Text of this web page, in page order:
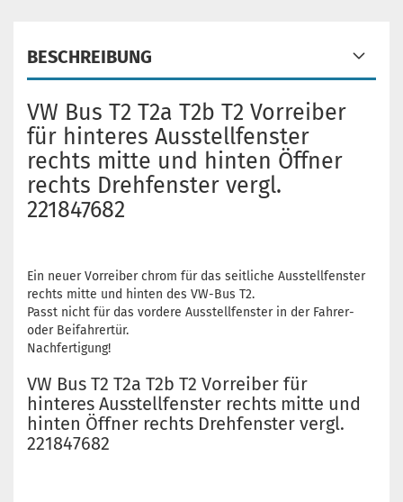
BESCHREIBUNG
VW Bus T2 T2a T2b T2 Vorreiber
für hinteres Ausstellfenster
rechts mitte und hinten Öffner
rechts Drehfenster vergl.
221847682
Ein neuer Vorreiber chrom für das seitliche Ausstellfenster
rechts mitte und hinten des VW-Bus T2.
Passt nicht für das vordere Ausstellfenster in der Fahrer-
oder Beifahrertür.
Nachfertigung!
VW Bus T2 T2a T2b T2 Vorreiber für
hinteres Ausstellfenster rechts mitte und
hinten Öffner rechts Drehfenster vergl.
221847682